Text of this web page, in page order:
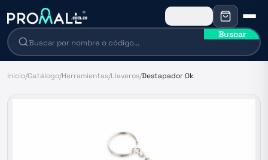
Buscar
Inicio/Catálogo/Herramientas/Llaveros/Destapador Ok